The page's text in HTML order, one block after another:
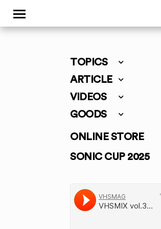
TOPICS
ARTICLE
VIDEOS
GOODS
ONLINE STORE
SONIC CUP 2025